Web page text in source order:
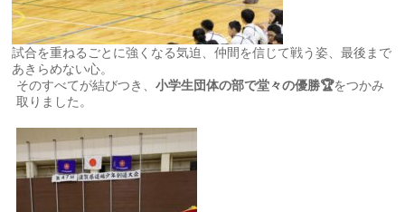
試合を重ねるごとに強くなる気迫、仲間を信じて戦う姿、最後まで
あきらめない心。
そのすべてが結びつき、小学生団体の部で堂々の優勝🏆をつかみ
取りました。